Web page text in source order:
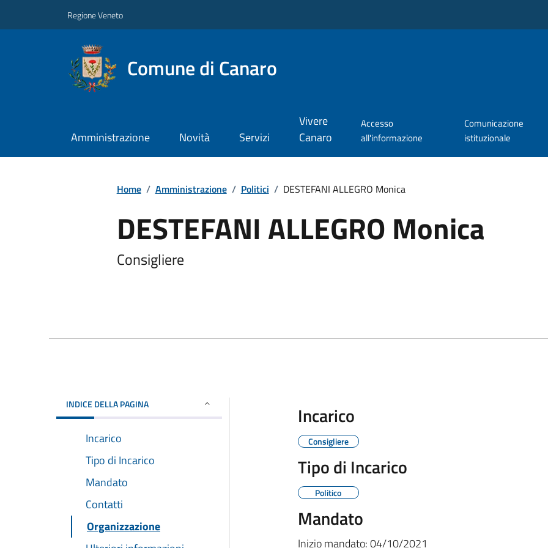
Regione Veneto
Comune di Canaro
Amministrazione Novità Servizi
Vivere
Canaro
Accesso
all'informazione
Comunicazione
istituzionale
Home / Amministrazione / Politici / DESTEFANI ALLEGRO Monica
DESTEFANI ALLEGRO Monica
Consigliere
INDICE DELLA PAGINA
Incarico
Tipo di Incarico
Mandato
Contatti
Organizzazione
Incarico
Consigliere
Tipo di Incarico
Politico
Mandato
Inizio mandato:04/10/2021